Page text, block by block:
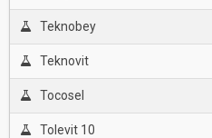
Teknobey
Teknovit
Tocosel
Tolevit 10